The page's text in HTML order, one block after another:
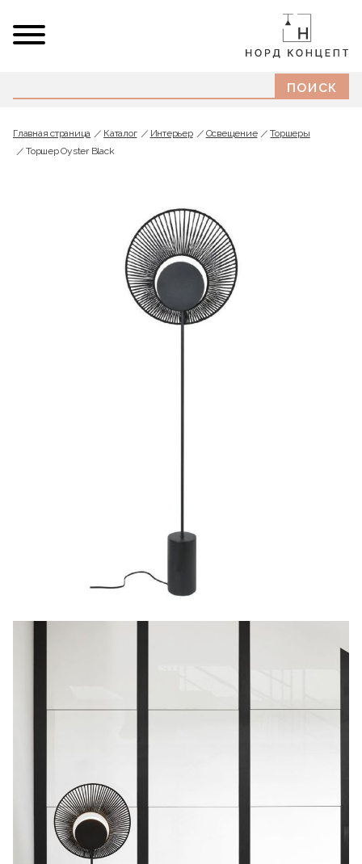
Главная страница Каталог Интерьер Освещение
Торшеры
Торшер Oyster Black